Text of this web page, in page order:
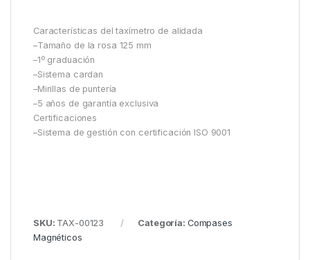
Características del taxímetro de alidada
–Tamaño de la rosa 125 mm
–1º graduación
–Sistema cardan
–Mirillas de puntería
–5 años de garantía exclusiva
Certificaciones
–Sistema de gestión con certificación ISO 9001
SKU: TAX-00123 Categoría: Compases
Magnéticos